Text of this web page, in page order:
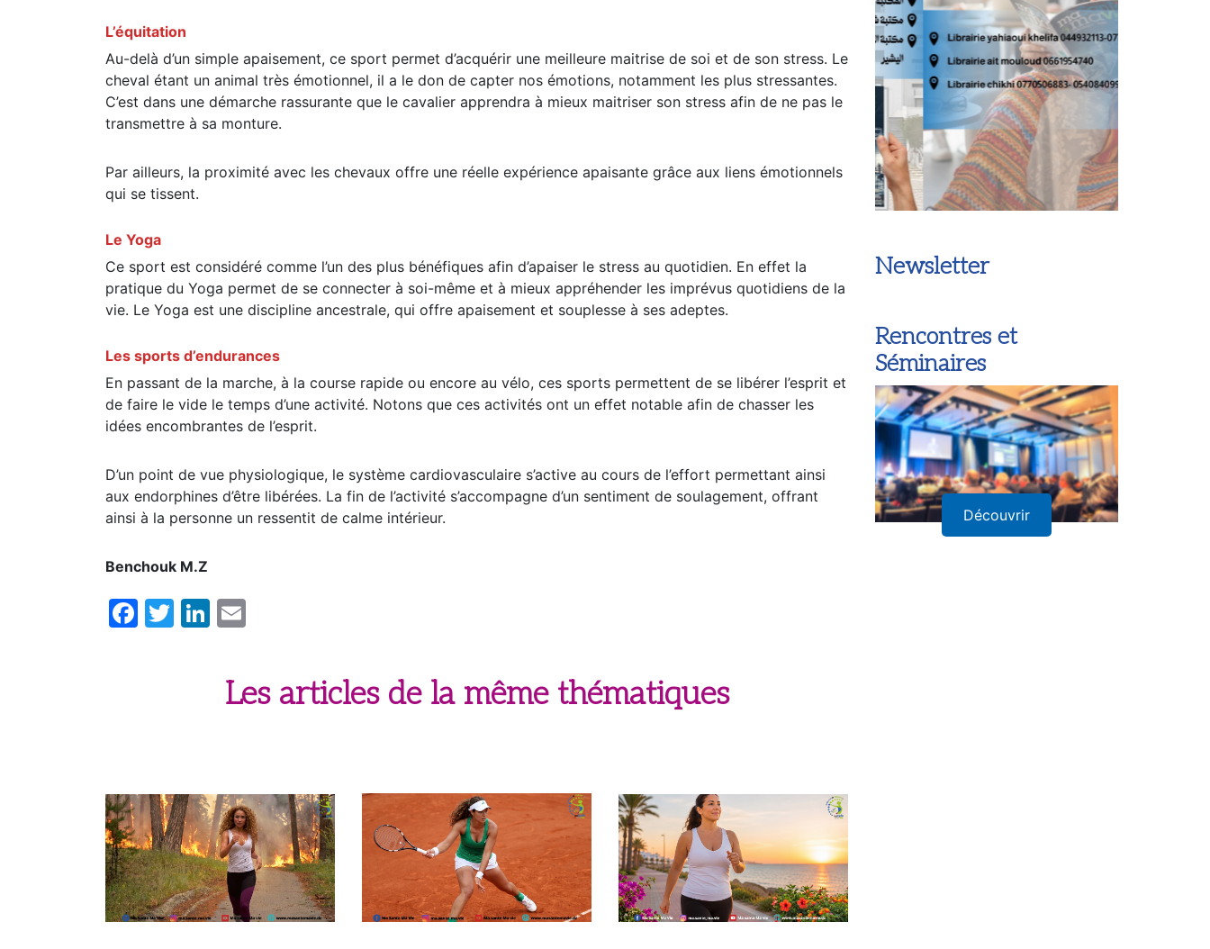
L’équitation
Au-delà d’un simple apaisement, ce sport permet d’acquérir une meilleure maitrise de soi et de son stress. Le
cheval étant un animal très émotionnel, il a le don de capter nos émotions, notamment les plus stressantes.
C’est dans une démarche rassurante que le cavalier apprendra à mieux maitriser son stress afin de ne pas le
transmettre à sa monture.
Par ailleurs, la proximité avec les chevaux offre une réelle expérience apaisante grâce aux liens émotionnels
qui se tissent.
Le Yoga
Ce sport est considéré comme l’un des plus bénéfiques afin d’apaiser le stress au quotidien. En effet la
pratique du Yoga permet de se connecter à soi-même et à mieux appréhender les imprévus quotidiens de la
vie. Le Yoga est une discipline ancestrale, qui offre apaisement et souplesse à ses adeptes.
Les sports d’endurances
En passant de la marche, à la course rapide ou encore au vélo, ces sports permettent de se libérer l’esprit et
de faire le vide le temps d’une activité. Notons que ces activités ont un effet notable afin de chasser les
idées encombrantes de l’esprit.
D’un point de vue physiologique, le système cardiovasculaire s’active au cours de l’effort permettant ainsi
aux endorphines d’être libérées. La fin de l’activité s’accompagne d’un sentiment de soulagement, offrant
ainsi à la personne un ressentit de calme intérieur.
Benchouk M.Z
Facebook
TwitterLinkedIn
Les articles de la même thématiques
Newsletter
Rencontres et
Séminaires
Découvrir